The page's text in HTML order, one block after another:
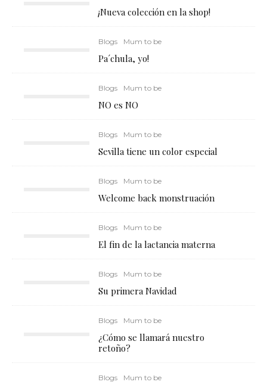
¡Nueva colección en la shop!
Blogs Mum to be
Pa´chula, yo!
Blogs Mum to be
NO es NO
Blogs Mum to be
Sevilla tiene un color especial
Blogs Mum to be
Welcome back monstruación
Blogs Mum to be
El fin de la lactancia materna
Blogs Mum to be
Su primera Navidad
Blogs Mum to be
¿Cómo se llamará nuestro
retoño?
Blogs Mum to be